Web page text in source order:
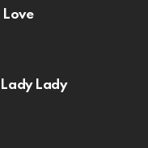
Love
Lady